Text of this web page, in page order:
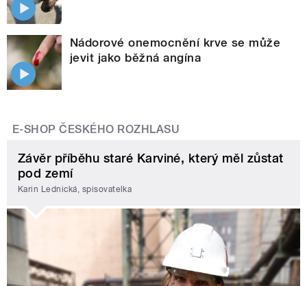
Nádorové onemocnění krve se může
jevit jako běžná angína
E-SHOP ČESKÉHO ROZHLASU
Závěr příběhu staré Karviné, který měl zůstat
pod zemí
Karin Lednická, spisovatelka